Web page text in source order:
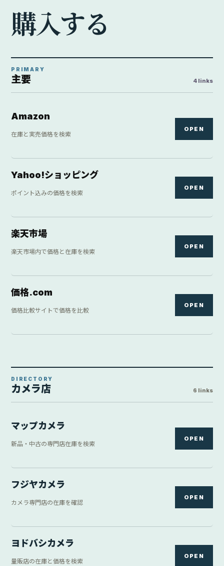
購入する
PRIMARY
主要 4 links
Amazon
在庫と実売価格を検索
OPEN
Yahoo!ショッピング
ポイント込みの価格を検索
OPEN
楽天市場
楽天市場内で価格と在庫を検索
OPEN
価格.com
価格比較サイトで価格を比較
OPEN
DIRECTORY
カメラ店 6 links
マップカメラ
新品・中古の専門店在庫を検索
OPEN
フジヤカメラ
カメラ専門店の在庫を確認
OPEN
ヨドバシカメラ
量販店の在庫と価格を検索
OPEN